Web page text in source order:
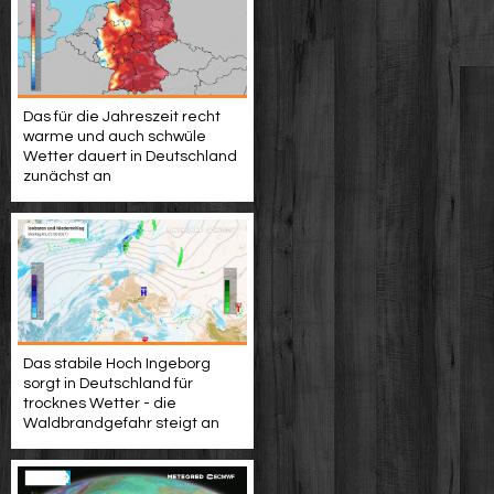
Das für die Jahreszeit recht
warme und auch schwüle
Wetter dauert in Deutschland
zunächst an
Das stabile Hoch Ingeborg
sorgt in Deutschland für
trocknes Wetter - die
Waldbrandgefahr steigt an